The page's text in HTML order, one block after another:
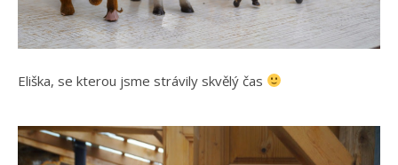
Eliška, se kterou jsme strávily skvělý čas